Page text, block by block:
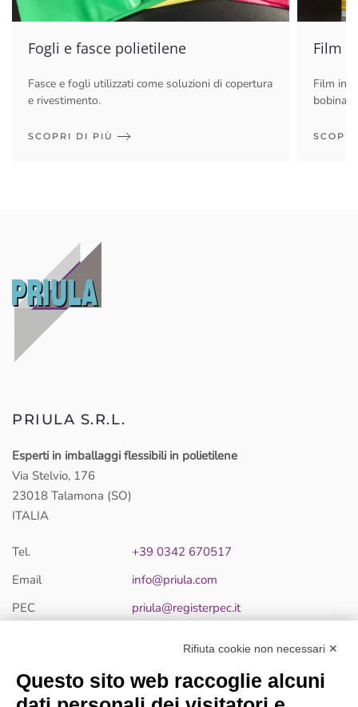
Fogli e fasce polietilene
Fasce e fogli utilizzati come soluzioni di copertura
e rivestimento.
SCOPRI DI PIÙ
Film
Film in
bobina.
PRIULA S.R.L.
Esperti in imballaggi flessibili in polietilene
Via Stelvio, 176
23018 Talamona (SO)
ITALIA
Tel.
+39 0342 670517
Email
info@priula.com
PEC
priula@registerpec.it
Via Stelvio, 176 - 23018 Talamona (SO) ITALIA
P.IVA /C.F. 00430610147
Rifiuta cookie non necessari ✕
Questo sito web raccoglie alcuni